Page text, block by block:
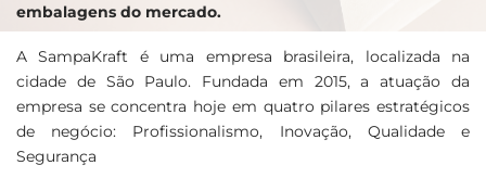
embalagens do mercado.
A SampaKraft é uma empresa brasileira, localizada na
cidade de São Paulo. Fundada em 2015, a atuação da
empresa se concentra hoje em quatro pilares estratégicos
de negócio: Profissionalismo, Inovação, Qualidade e
Segurança